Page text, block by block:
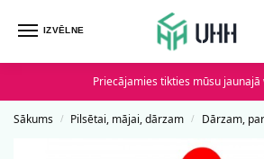
IZVĒLNE
Priecājamies tikties mūsu jaunajā
Sākums / Pilsētai, mājai, dārzam / Dārzam,